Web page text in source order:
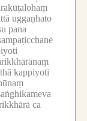
uggaṇhato
pana
kappiyoti
ca